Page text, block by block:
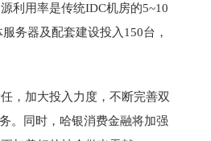
利用率是传统IDC机房的5~10
务器及配套建设投入150台，
，加大投入力度，不断完善双
。同时，哈银消费金融将加强